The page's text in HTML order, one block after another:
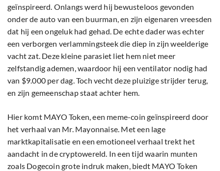
geïnspireerd. Onlangs werd hij bewusteloos gevonden
onder de auto van een buurman, en zijn eigenaren vreesden
dat hij een ongeluk had gehad. De echte dader was echter
een verborgen verlammingsteek die diep in zijn weelderige
vacht zat. Deze kleine parasiet liet hem niet meer
zelfstandig ademen, waardoor hij een ventilator nodig had
van $9.000 per dag. Toch vecht deze pluizige strijder terug,
en zijn gemeenschap staat achter hem.
Hier komt MAYO Token, een meme-coin geïnspireerd door
het verhaal van Mr. Mayonnaise. Met een lage
marktkapitalisatie en een emotioneel verhaal trekt het
aandacht in de cryptowereld. In een tijd waarin munten
zoals Dogecoin grote indruk maken, biedt MAYO Token